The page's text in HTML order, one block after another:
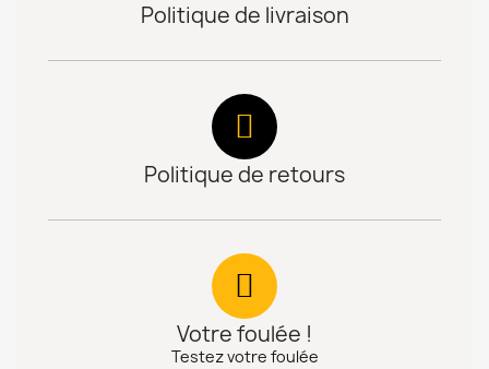
Politique de livraison
Politique de retours
Votre foulée !
Testez votre foulée